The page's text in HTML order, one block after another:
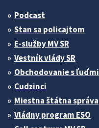
Podcast
Stan sa policajtom
E-služby MV SR
Vestník vlády SR
Obchodovanie s ľuďmi
Cudzinci
Miestna štátna správa
Vládny program ESO